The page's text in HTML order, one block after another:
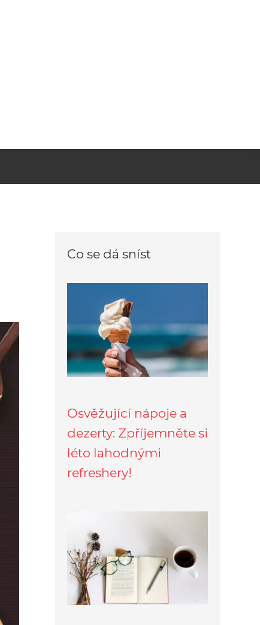
Co se dá sníst
Osvěžující nápoje a
dezerty: Zpříjemněte si
léto lahodnými
refreshery!